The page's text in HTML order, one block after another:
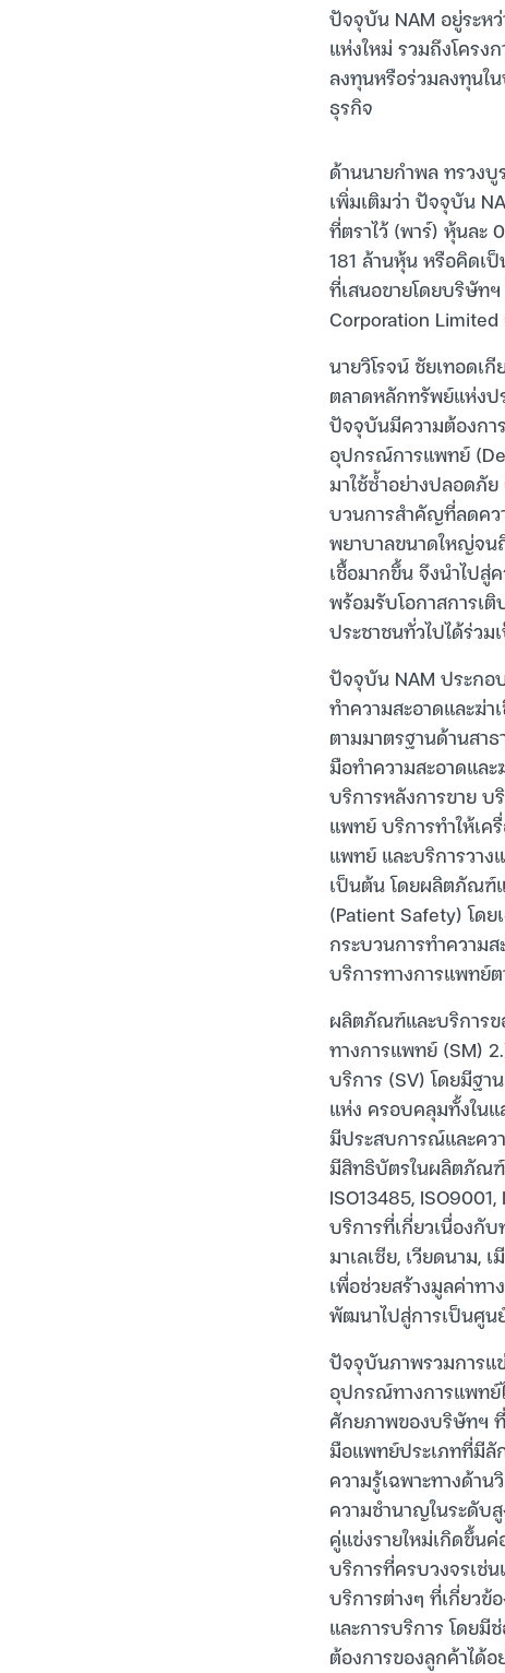
ปัจจุบัน NAM อยู่ระหว่
แห่งใหม่ รวมถึงโคร
ลงทุนหรือร่วมลงทุนใ
ธุรกิจ
ด้านนายกำพล ทรวง
เพิ่มเติมว่า ปัจจุบัน
ที่ตราไว้ (พาร์) หุ้นละ
181 ล้านหุ้น หรือคิดเ
ที่เสนอขายโดยบริษัท
Corporation
นายวิโรจน์ ชัยเทอดเ
ตลาดหลักทรัพย์แห่งป
ปัจจุบันมีความต้องกา
อุปกรณ์การแพทย์
มาใช้ซ้ำอย่างปลอดภั
บวนการสำคัญที่ลดคว
พยาบาลขนาดใหญ่จน
เชื้อมากขึ้น จึงนำไป
พร้อมรับโอกาสการเ
ประชาชนทั่วไปได้ร่ว
ปัจจุบัน NAM ประกอ
ทำความสะอาดและฆ่
ตามมาตรฐานด้านสา
มือทำความสะอาดแล
บริการหลังการขาย บ
แพทย์ บริการทำให้เ
แพทย์ และบริการวาง
เป็นต้น โดยผลิตภัณฑ์
(Patient Safety) โด
กระบวนการทำความ
บริการทางการแพทย์
ผลิตภัณฑ์และบริการข
ทางการแพทย์ (SM)
บริการ (SV) โดยมีฐา
แห่ง ครอบคลุมทั้งในแ
มีประสบการณ์และค
มีสิทธิบัตรในผลิตภัณฑ์
ISO13485,
บริการที่เกี่ยวเนื่องกับ
มาเลเซีย, เวียดนาม,
เพื่อช่วยสร้างมูลค่าท
พัฒนาไปสู่การเป็นศูน
ปัจจุบันภาพรวมการแ
อุปกรณ์ทางการแพทย์
ศักยภาพของบริษัทฯ ที่
มือแพทย์ประเภทที่มีลั
ความรู้เฉพาะทางด้า
ความชำนาญในระดับ
คู่แข่งรายใหม่เกิดขึ้น
บริการที่ครบวงจรเช่
บริการต่างๆ ที่เกี่ยว
และการบริการ โดยมี
ต้องการของลูกค้าได้อ